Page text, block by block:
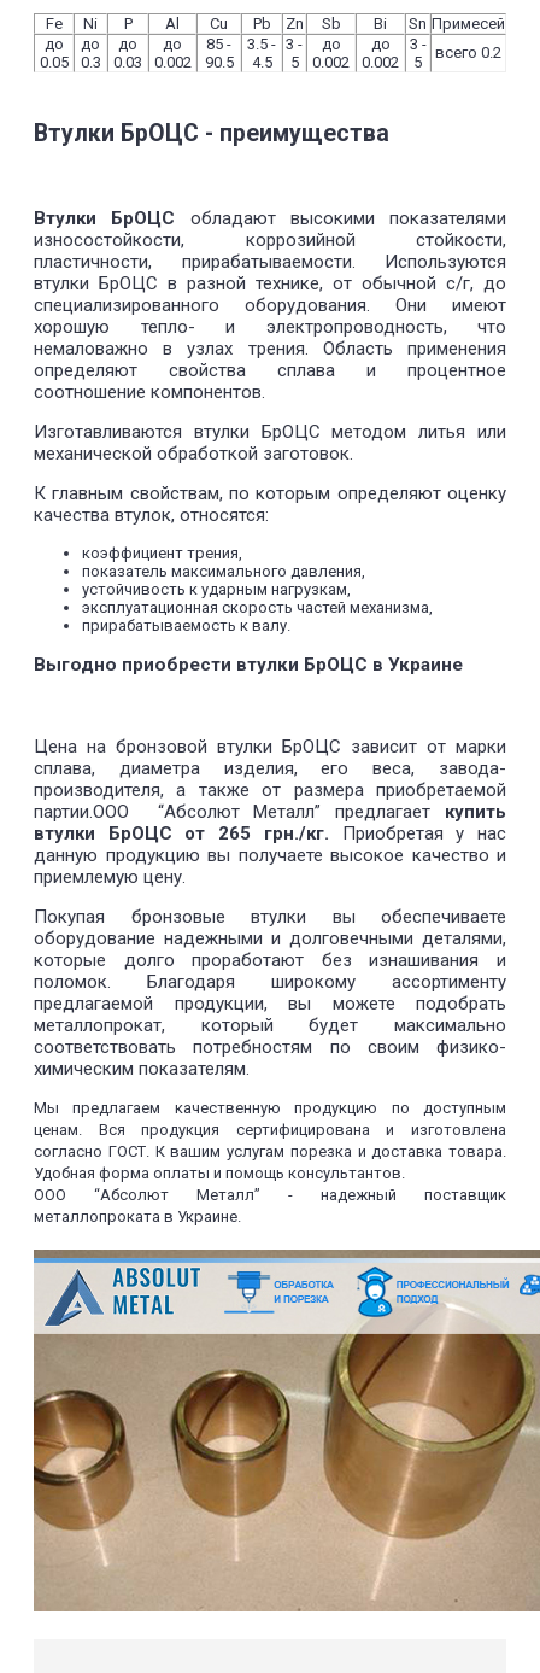
Fe Ni P Al Cu Pb Zn Sb Bi Sn Примесей
до
0.05
до
0.3
до
0.03
до
0.002
85 -
90.5
3.5 -
4.5
3 -
5
до
0.002
до
0.002
3 -
5
всего 0.2
Втулки БрОЦС - преимущества
Втулки БрОЦС обладают высокими показателями
износостойкости, коррозийной стойкости,
пластичности, прирабатываемости. Используются
втулки БрОЦС в разной технике, от обычной с/г, до
специализированного оборудования. Они имеют
хорошую тепло- и электропроводность, что
немаловажно в узлах трения. Область применения
определяют свойства сплава и процентное
соотношение компонентов.
Изготавливаются втулки БрОЦС методом литья или
механической обработкой заготовок.
К главным свойствам, по которым определяют оценку
качества втулок, относятся:
коэффициент трения,
показатель максимального давления,
устойчивость к ударным нагрузкам,
эксплуатационная скорость частей механизма,
прирабатываемость к валу.
Выгодно приобрести втулки БрОЦС в Украине
Цена на бронзовой втулки БрОЦС зависит от марки
сплава, диаметра изделия, его веса, завода-
производителя, а также от размера приобретаемой
партии.ООО “Абсолют Металл” предлагает купить
втулки БрОЦС от 265 грн./кг. Приобретая у нас
данную продукцию вы получаете высокое качество и
приемлемую цену.
Покупая бронзовые втулки вы обеспечиваете
оборудование надежными и долговечными деталями,
которые долго проработают без изнашивания и
поломок. Благодаря широкому ассортименту
предлагаемой продукции, вы можете подобрать
металлопрокат, который будет максимально
соответствовать потребностям по своим физико-
химическим показателям.
Мы предлагаем качественную продукцию по доступным
ценам. Вся продукция сертифицирована и изготовлена
согласно ГОСТ. К вашим услугам порезка и доставка товара.
Удобная форма оплаты и помощь консультантов.
ООО “Абсолют Металл” - надежный поставщик
металлопроката в Украине.